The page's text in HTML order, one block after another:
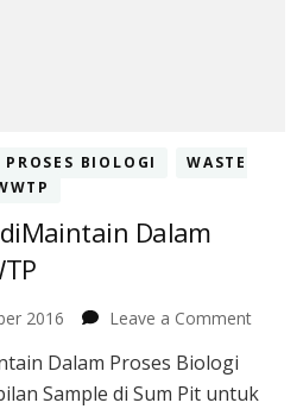
PROSES BIOLOGI
WASTE
Dalam
2016 Leave a Commenton
Yang
Dalam Proses Biologi
Sample di Sum Pit untuk